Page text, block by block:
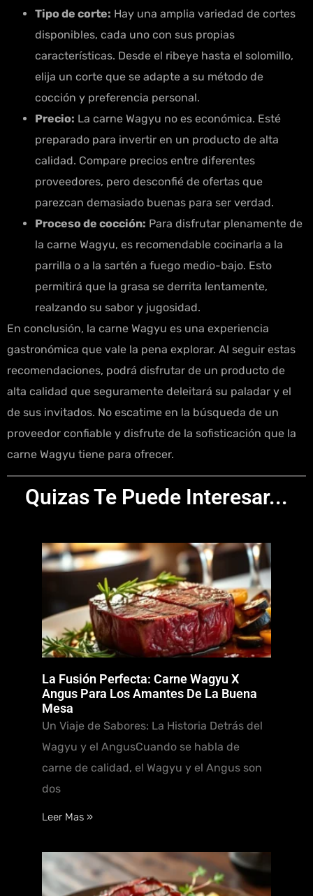
Tipo de corte: Hay una amplia variedad de cortes
disponibles, cada uno con sus propias
características. Desde el ribeye hasta el solomillo,
elija un corte que se adapte a su método de
cocción y preferencia personal.
Precio: La carne Wagyu no es económica. Esté
preparado para invertir en un producto de alta
calidad. Compare precios entre diferentes
proveedores, pero desconfié de ofertas que
parezcan demasiado buenas para ser verdad.
Proceso de cocción: Para disfrutar plenamente de
la carne Wagyu, es recomendable cocinarla a la
parrilla o a la sartén a fuego medio-bajo. Esto
permitirá que la grasa se derrita lentamente,
realzando su sabor y jugosidad.
En conclusión, la carne Wagyu es una experiencia
gastronómica que vale la pena explorar. Al seguir estas
recomendaciones, podrá disfrutar de un producto de
alta calidad que seguramente deleitará su paladar y el
de sus invitados. No escatime en la búsqueda de un
proveedor confiable y disfrute de la sofisticación que la
carne Wagyu tiene para ofrecer.
Quizas Te Puede Interesar...
La Fusión Perfecta: Carne Wagyu X
Angus Para Los Amantes De La Buena
Mesa
Un Viaje de Sabores: La Historia Detrás del
Wagyu y el AngusCuando se habla de
carne de calidad, el Wagyu y el Angus son
dos
Leer Mas »